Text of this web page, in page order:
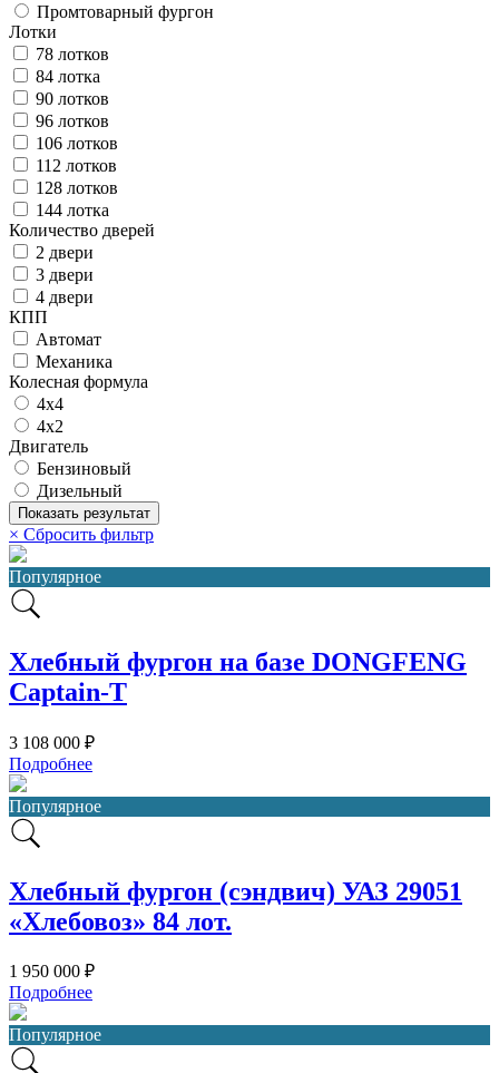
Промтоварный фургон
Лотки
78 лотков
84 лотка
90 лотков
96 лотков
106 лотков
112 лотков
128 лотков
144 лотка
Количество дверей
2 двери
3 двери
4 двери
КПП
Автомат
Механика
Колесная формула
4x4
4x2
Двигатель
Бензиновый
Дизельный
Показать результат
× Сбросить фильтр
Популярное
Хлебный фургон на базе DONGFENG
Captain-T
3 108 000 ₽
Подробнее
Популярное
Хлебный фургон (сэндвич) УАЗ 29051
«Хлебовоз» 84 лот.
1 950 000 ₽
Подробнее
Популярное